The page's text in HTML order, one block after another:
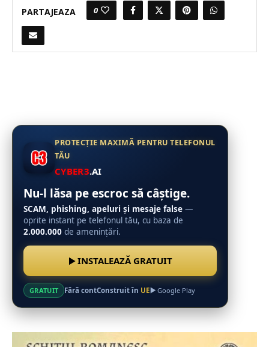
PARTAJEAZA 0
PROTECȚIE MAXIMĂ PENTRU TELEFONUL
TĂU
CYBER3.AI
Nu-l lăsa pe escroc să câștige.
SCAM, phishing, apeluri și mesaje false —
oprite instant pe telefonul tău, cu baza de
2.000.000 de amenințări.
INSTALEAZĂ GRATUIT
GRATUIT Fără contConstruit în UE Google Play